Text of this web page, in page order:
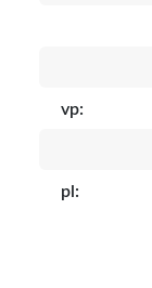
vp:
pl: